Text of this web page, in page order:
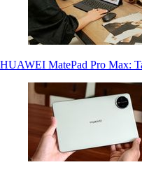
HUAWEI MatePad Pro Max: